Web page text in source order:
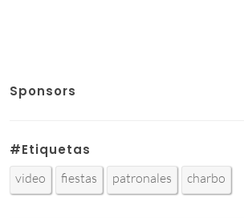
Sponsors
#Etiquetas
video fiestas patronales charbo